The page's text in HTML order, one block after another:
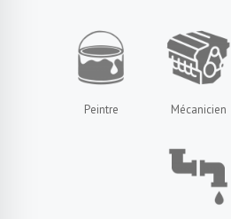
Peintre Mécanicien